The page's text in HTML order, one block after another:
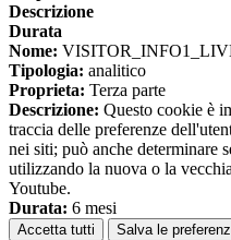
Descrizione
Durata
Nome:
Tipologia: analitico
Proprieta: Terza parte
Descrizione: Questo cookie è
traccia delle preferenze
nei siti; può anche determinare
utilizzando la nuova o la
Youtube.
Durata: 6 mesi
Accetta tutti Salva le